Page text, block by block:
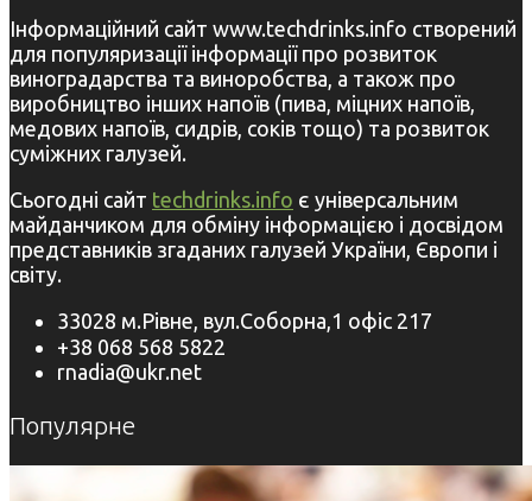
Інформаційний сайт www.techdrinks.info створений
для популяризації інформації про розвиток
виноградарства та виноробства, а також про
виробництво інших напоїв (пива, міцних напоїв,
медових напоїв, сидрів, соків тощо) та розвиток
суміжних галузей.
Сьогодні сайт techdrinks.info є універсальним
майданчиком для обміну інформацією і досвідом
представників згаданих галузей України, Європи і
світу.
33028 м.Рівне, вул.Соборна,1 офіс 217
+38 068 568 5822
rnadia@ukr.net
Популярне